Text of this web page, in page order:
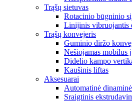
Trąšų sietuvas
Rotacinio būgninio
Linijinis vibruojantis
Trąšų konvejeris
Guminio diržo
Nešiojamas mobilus
Didelio kampo
Kaušinis liftas
Aksesuarai
Automatinė
Sraigtinis